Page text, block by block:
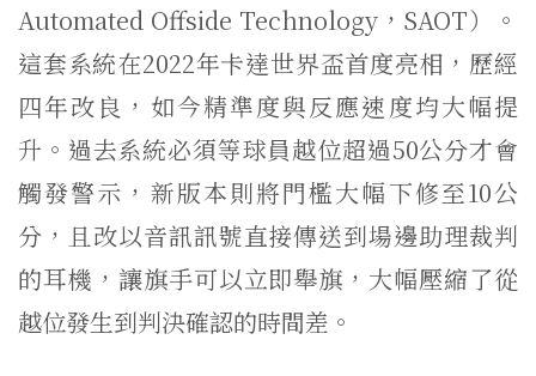
Automated Offside Technology，SAOT）。
這套系統在2022年卡達世界盃首度亮相，歷經
四年改良，如今精準度與反應速度均大幅提
升。過去系統必須等球員越位超過50公分才會
觸發警示，新版本則將門檻大幅下修至10公
分，且改以音訊訊號直接傳送到場邊助理裁判
的耳機，讓旗手可以立即舉旗，大幅壓縮了從
越位發生到判決確認的時間差。